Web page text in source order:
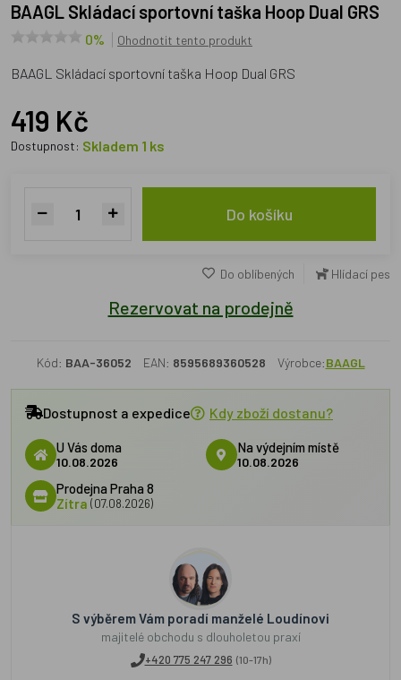
BAAGL Skládací sportovní taška Hoop Dual GRS
0% Ohodnotit tento produkt
BAAGL Skládací sportovní taška Hoop Dual GRS
419 Kč
Dostupnost: Skladem 1 ks
Do košíku
Do oblíbených Hlídací pes
Rezervovat na prodejně
Kód: BAA-36052 EAN: 8595689360528 Výrobce:BAAGL
Dostupnost a expedice Kdy zboží dostanu?
U Vás doma
10.08.2026
Na výdejním místě
10.08.2026
Prodejna Praha 8
Zítra (07.08.2026)
S výběrem Vám poradí manželé Loudínovi
majitelé obchodu s dlouholetou praxí
+420 775 247 296 (10-17h)